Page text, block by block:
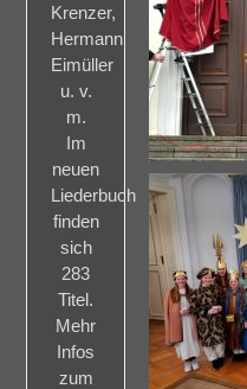
Krenzer,
Hermann
Eimüller
u. v.
m.
Im
neuen
Liederbuch
finden
sich
283
Titel.
Mehr
Infos
zum